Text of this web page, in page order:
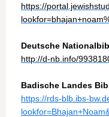
https://
Deutsche
http://d-nb.info/
Badische Landes
https://rds-blb.ibs-